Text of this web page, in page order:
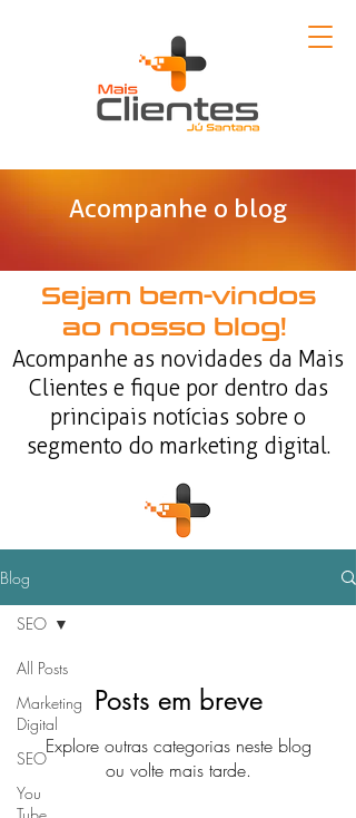
Acompanhe o blog
Sejam bem-vindos
ao nosso blog!
Acompanhe as novidades da Mais
Clientes e fique por dentro das
principais notícias sobre o
segmento do marketing digital.
Blog
All Posts
Marketing
Digital
SEO
You
SEO
Posts em breve
Explore outras categorias neste blog
ou volte mais tarde.